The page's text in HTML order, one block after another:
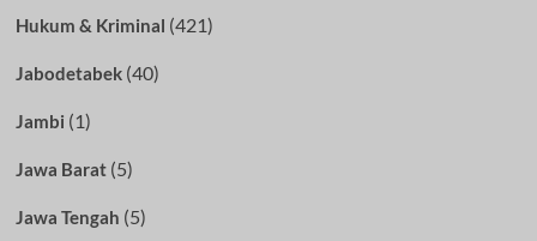
Hukum & Kriminal (421)
Jabodetabek(40)
Jambi (1)
Jawa Barat(5)
Jawa Tengah (5)